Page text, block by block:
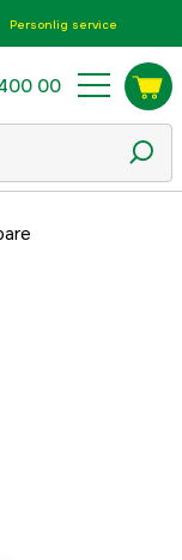
Personlig service
00